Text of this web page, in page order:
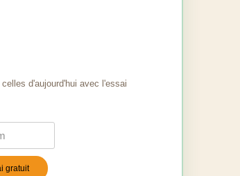
d'aujourd'hui avec l'essai
gratuit